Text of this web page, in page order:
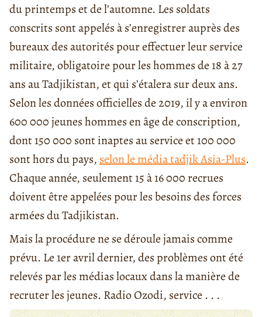
du printemps et de l’automne. Les soldats
conscrits sont appelés à s’enregistrer auprès des
bureaux des autorités pour effectuer leur service
militaire, obligatoire pour les hommes de 18 à 27
ans au Tadjikistan, et qui s’étalera sur deux ans.
Selon les données officielles de 2019, il y a environ
600 000 jeunes hommes en âge de conscription,
dont 150 000 sont inaptes au service et 100 000
sont hors du pays, selon le média tadjik Asia-Plus.
Chaque année, seulement 15 à 16 000 recrues
doivent être appelées pour les besoins des forces
armées du Tadjikistan.
Mais la procédure ne se déroule jamais comme
prévu. Le 1er avril dernier, des problèmes ont été
relevés par les médias locaux dans la manière de
recruter les jeunes. Radio Ozodi, service . . .